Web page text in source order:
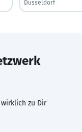
Düsseldorf
wirklich zu Dir